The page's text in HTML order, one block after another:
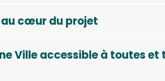
au cœur du projet
Ville accessible à toutes et